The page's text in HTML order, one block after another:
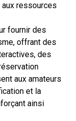
ressources
fournir des
offrant des
des
aux amateurs
et la
ainsi